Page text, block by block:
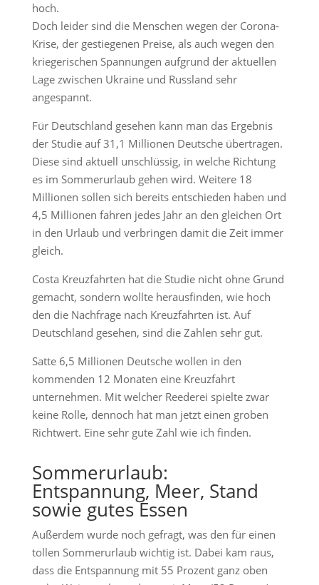
hoch.
Doch leider sind die Menschen wegen der Corona-
Krise, der gestiegenen Preise, als auch wegen den
kriegerischen Spannungen aufgrund der aktuellen
Lage zwischen Ukraine und Russland sehr
angespannt.
Für Deutschland gesehen kann man das Ergebnis
der Studie auf 31,1 Millionen Deutsche übertragen.
Diese sind aktuell unschlüssig, in welche Richtung
es im Sommerurlaub gehen wird. Weitere 18
Millionen sollen sich bereits entschieden haben und
4,5 Millionen fahren jedes Jahr an den gleichen Ort
in den Urlaub und verbringen damit die Zeit immer
gleich.
Costa Kreuzfahrten hat die Studie nicht ohne Grund
gemacht, sondern wollte herausfinden, wie hoch
den die Nachfrage nach Kreuzfahrten ist. Auf
Deutschland gesehen, sind die Zahlen sehr gut.
Satte 6,5 Millionen Deutsche wollen in den
kommenden 12 Monaten eine Kreuzfahrt
unternehmen. Mit welcher Reederei spielte zwar
keine Rolle, dennoch hat man jetzt einen groben
Richtwert. Eine sehr gute Zahl wie ich finden.
Sommerurlaub:
Entspannung, Meer, Stand
sowie gutes Essen
Außerdem wurde noch gefragt, was den für einen
tollen Sommerurlaub wichtig ist. Dabei kam raus,
dass die Entspannung mit 55 Prozent ganz oben